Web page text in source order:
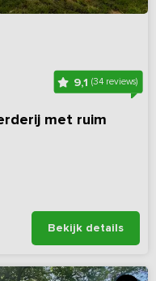
9,1(34 reviews)
met ruim
Bekijk details